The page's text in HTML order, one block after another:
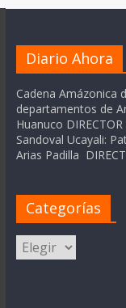
Diario Ahora
Cadena Amázonica
departamentos de
Huanuco
Sandoval Ucayali:
Arias Padilla
Categorías
Categorías